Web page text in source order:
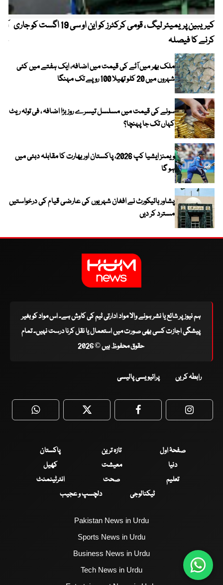
کیریبین پریمیئر لیگ ، قومی کرکٹرز کو این او سی 19 اگست کو جاری
کرنے کا فیصلہ
ملک بھر میں آٹے کی قیمت میں اضافہ، ایک ہفتے میں کئی
شہروں میں 20 کلو تھیلا 100 روپے تک مہنگا
سونے کی قیمت میں مسلسل تیسرے روز بڑا اضافہ ، فی تولہ ریٹ
کہاں تک جا پہنچا؟
ویمنز ایشیا کپ 2026، پاکستان اور بھارت کا مقابلہ دبئی میں
ہو گا
پشاور ہائیکورٹ نے افغان شہریوں کی عارضی قیام کی درخواستیں
مسترد کر دیں
ہم نیوز پر شائع یا نشر ہونے والا مواد ادارتی ٹیم کی کاوش ہے۔ اس مواد کو بغیر
پیشگی اجازت کسی بھی صورت میں استعمال یا نقل کرنا درست نہیں۔ تمام
حقوق محفوظ ہیں © 2026
رابطہ کریں پرائیویسی پالیسی
WhatsApp Twitter Facebook
صفحۂ اول تازہ ترین
پاکستان
دنیا
معیشت
کھیل
تعلیم
صحت
انٹرٹینمنٹ
ٹیکنالوجی
دلچسپ و عجیب
Pakistan News in Urdu
Sports News in Urdu
Business News in Urdu
Tech News in Urdu